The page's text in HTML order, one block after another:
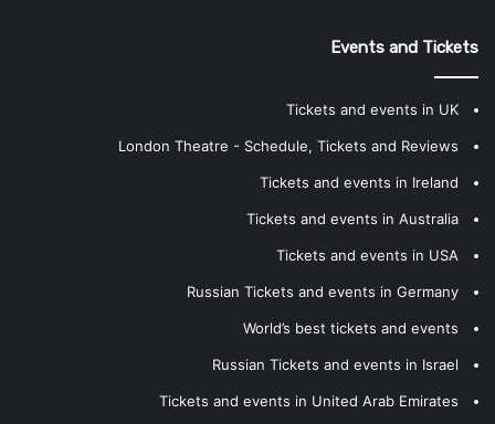
Events and Tickets
Tickets and events in UK
London Theatre - Schedule, Tickets and Reviews
Tickets and events in Ireland
Tickets and events in Australia
Tickets and events in USA
Russian Tickets and events in Germany
World’s best tickets and events
Russian Tickets and events in Israel
Tickets and events in United Arab Emirates